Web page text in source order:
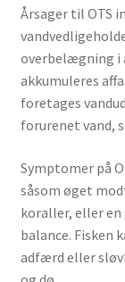
Årsager til OTS
overbelægning i
akkumuleres
foretages
forurenet vand,
Symptomer på
såsom øget
koraller, eller en
balance. Fisken
adfærd eller